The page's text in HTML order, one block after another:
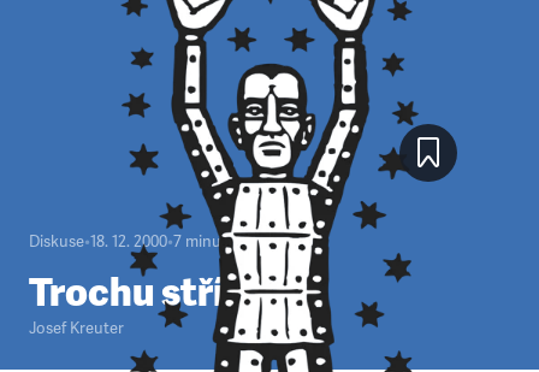
Diskuse•18. 12. 2000•7 minut
Trochu střízlivěji
Josef Kreuter